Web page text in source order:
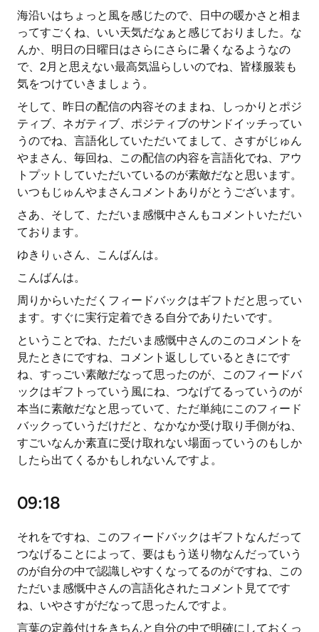
海沿いはちょっと風を感じたので、日中の暖かさと相ま
ってすごくね、いい天気だなぁと感じておりました。な
んか、明日の日曜日はさらにさらに暑くなるようなの
で、2月と思えない最高気温らしいのでね、皆様服装も
気をつけていきましょう。
そして、昨日の配信の内容そのままね、しっかりとポジ
ティブ、ネガティブ、ポジティブのサンドイッチってい
うのでね、言語化していただいてまして、さすがじゅん
やまさん、毎回ね、この配信の内容を言語化でね、アウ
トプットしていただいているのが素敵だなと思います。
いつもじゅんやまさんコメントありがとうございます。
さあ、そして、ただいま感慨中さんもコメントいただい
ております。
ゆきりぃさん、こんばんは。
こんばんは。
周りからいただくフィードバックはギフトだと思ってい
ます。すぐに実行定着できる自分でありたいです。
ということでね、ただいま感慨中さんのこのコメントを
見たときにですね、コメント返ししているときにです
ね、すっごい素敵だなって思ったのが、このフィードバ
ックはギフトっていう風にね、つなげてるっていうのが
本当に素敵だなと思っていて、ただ単純にこのフィード
バックっていうだけだと、なかなか受け取り手側がね、
すごいなんか素直に受け取れない場面っていうのもしか
したら出てくるかもしれないんですよ。
09:18
それをですね、このフィードバックはギフトなんだって
つなげることによって、要はもう送り物なんだっていう
のが自分の中で認識しやすくなってるのがですね、この
ただいま感慨中さんの言語化されたコメント見てです
ね、いやさすがだなって思ったんですよ。
言葉の定義付けをきちんと自分の中で明確にしておくっ